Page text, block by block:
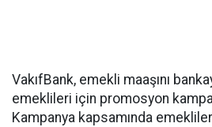
VakıfBank, emekli maaşını
emeklileri için promosyon
Kampanya kapsamında